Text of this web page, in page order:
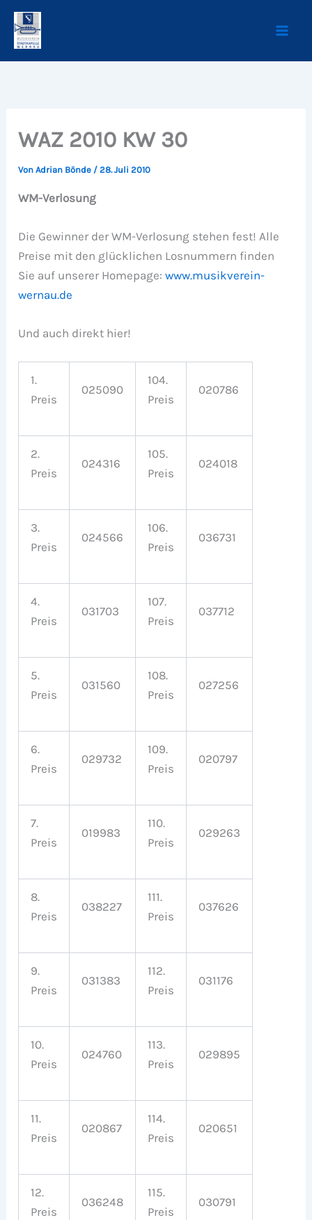
Zum
Inhalt
springen
WAZ 2010 KW 30
VonAdrian Bönde /28. Juli 2010
WM-Verlosung
Die Gewinner der WM-Verlosung stehen fest! Alle
Preise mit den glücklichen Losnummern finden
Sie auf unserer Homepage:www.musikverein-
wernau.de
Und auch direkt hier!
1.
Preis
025090
104.
Preis
020786
2.
Preis
024316
105.
Preis
024018
3.
Preis
024566
106.
Preis
036731
4.
Preis
031703
107.
Preis
037712
5.
Preis
031560
108.
Preis
027256
6.
Preis
029732
109.
Preis
020797
7.
Preis
019983
110.
Preis
029263
8.
Preis
038227
111.
Preis
037626
9.
Preis
031383
112.
Preis
031176
10.
Preis
024760
113.
Preis
029895
11.
Preis
020867
114.
Preis
020651
12.
Preis
036248
115.
Preis
030791